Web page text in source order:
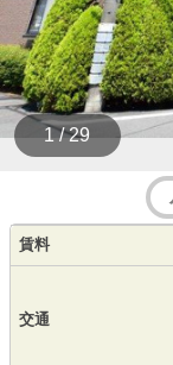
1 / 29
賃料
交通